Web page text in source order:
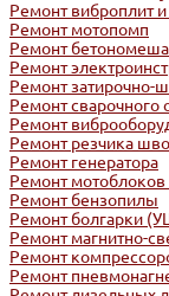
Ремонт виброплит
Ремонт мотопомп
Ремонт
Ремонт
Ремонт
Ремонт сварочного
Ремонт
Ремонт резчика
Ремонт генератора
Ремонт мотоблоков
Ремонт бензопилы
Ремонт болгарки
Ремонт магнитно-
Ремонт
Ремонт